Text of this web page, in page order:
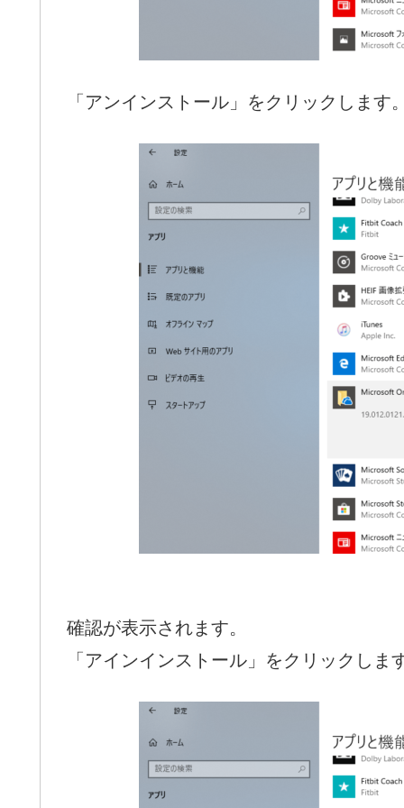
「アンインストール」をクリックします
確認が表示されます。
「アインインストール」をクリックしま